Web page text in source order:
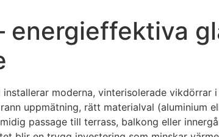
energieffektiva
moderna, vinterisolerade vikdörrar
uppmätning, rätt materialval (aluminium
passage till terrass, balkong eller